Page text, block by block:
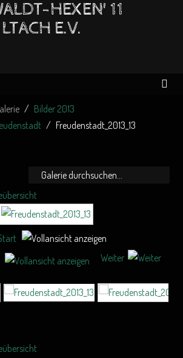
HEXEN' 11
E.V.
Bilder 2013
Freudenstadt_2013_13
Weiter